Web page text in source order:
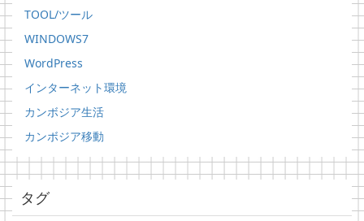
TOOL/ツール
WINDOWS7
WordPress
インターネット環境
カンボジア生活
カンボジア移動
タグ